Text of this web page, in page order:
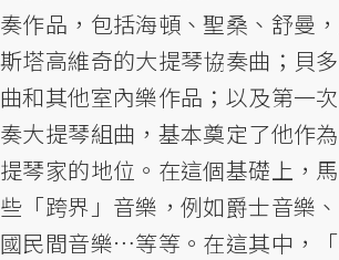
奏作品，包括海頓、聖桑、舒曼
斯塔高維奇的大提琴協奏曲；貝
曲和其他室內樂作品；以及第一
奏大提琴組曲，基本奠定了他作
提琴家的地位。在這個基礎上，
些「跨界」音樂，例如爵士音樂
國民間音樂…等等。在這其中，